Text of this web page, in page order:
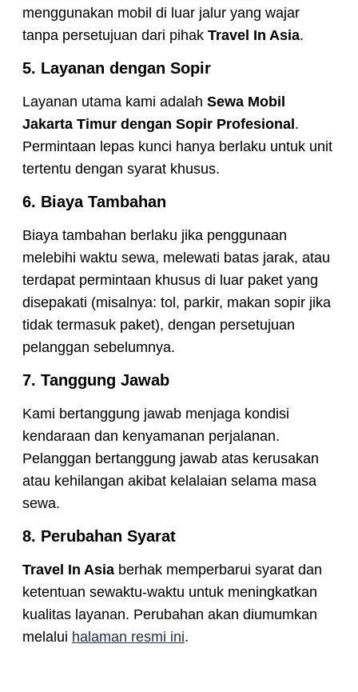
menggunakan mobil di luar jalur yang wajar
tanpa persetujuan dari pihak Travel In Asia.
5. Layanan dengan Sopir
Layanan utama kami adalah Sewa Mobil
Jakarta Timur dengan Sopir Profesional .
Permintaan lepas kunci hanya berlaku untuk unit
tertentu dengan syarat khusus.
6. Biaya Tambahan
Biaya tambahan berlaku jika penggunaan
melebihi waktu sewa, melewati batas jarak, atau
terdapat permintaan khusus di luar paket yang
disepakati (misalnya: tol, parkir, makan sopir jika
tidak termasuk paket), dengan persetujuan
pelanggan sebelumnya.
7. Tanggung Jawab
Kami bertanggung jawab menjaga kondisi
kendaraan dan kenyamanan perjalanan.
Pelanggan bertanggung jawab atas kerusakan
atau kehilangan akibat kelalaian selama masa
sewa.
8. Perubahan Syarat
Travel In Asiaberhak memperbarui syarat dan
ketentuan sewaktu-waktu untuk meningkatkan
kualitas layanan. Perubahan akan diumumkan
melalui halaman resmi ini.